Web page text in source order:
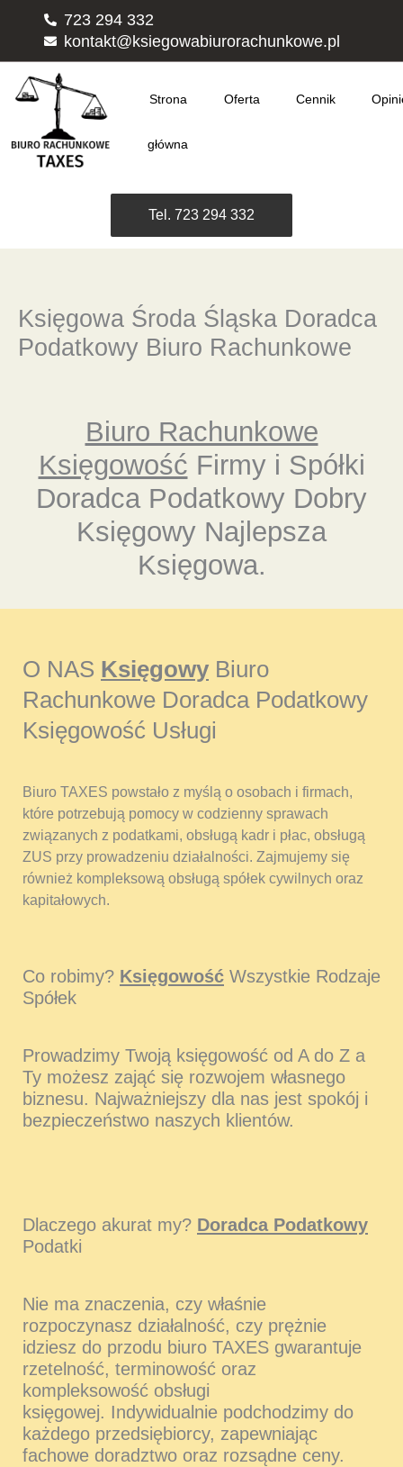
723 294 332
kontakt@ksiegowabiurorachunkowe.pl
Strona
główna
Oferta Cennik
Tel. 723 294 332
Księgowa Środa Śląska Doradca
Podatkowy Biuro Rachunkowe
Biuro Rachunkowe
Księgowość Firmy i Spółki
Doradca Podatkowy Dobry
Księgowy Najlepsza
Księgowa.
O NAS Księgowy Biuro
Rachunkowe Doradca Podatkowy
Księgowość Usługi
Biuro TAXES powstało z myślą o osobach i firmach,
które potrzebują pomocy w codzienny sprawach
związanych z podatkami, obsługą kadr i płac, obsługą
ZUS przy prowadzeniu działalności. Zajmujemy się
również kompleksową obsługą spółek cywilnych oraz
kapitałowych.
Co robimy? Księgowość Wszystkie Rodzaje
Spółek
Prowadzimy Twoją księgowość od A do Z a
Ty możesz zająć się rozwojem własnego
biznesu. Najważniejszy dla nas jest spokój i
bezpieczeństwo naszych klientów.
Dlaczego akurat my? Doradca Podatkowy
Podatki
Nie ma znaczenia, czy właśnie
rozpoczynasz działalność, czy prężnie
idziesz do przodu biuro TAXES gwarantuje
rzetelność, terminowość oraz
kompleksowość obsługi
księgowej. Indywidualnie podchodzimy do
każdego przedsiębiorcy, zapewniając
fachowe doradztwo oraz rozsądne ceny.